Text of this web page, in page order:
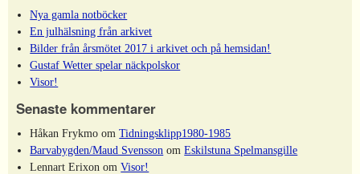
Nya gamla notböcker
En julhälsning från arkivet
Bilder från årsmötet 2017 i arkivet och på hemsidan!
Gustaf Wetter spelar näckpolskor
Visor!
Senaste kommentarer
Håkan Frykmo omTidningsklipp1980-1985
Barvabygden/Maud Svensson omEskilstuna Spelmansgille
Lennart Erixon omVisor!